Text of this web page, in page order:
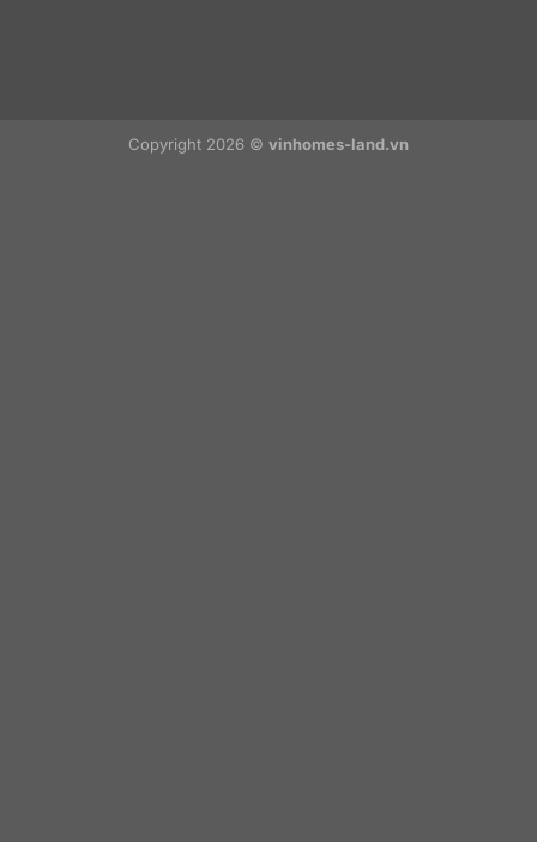
Copyright 2026 © vinhomes-land.vn